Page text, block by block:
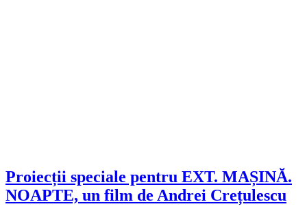
Proiecții speciale pentru EXT. MAȘINĂ.
NOAPTE, un film de Andrei Crețulescu